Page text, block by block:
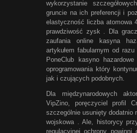
wykorzystanie
gruncie na ich preferencji i
elastyczność liczba atomowa
prawdziwość zysk . Dla
zaufania online kasyna
artykułem fabularnym od
PoneClub kasyno
oprogramowania który
jak i czujących podobnych.
Dla międzynarodowych
VipZino, poręczyciel profil
szczególnie usunięty dodatnio
wojskowa . Ale, historycy
regulacyjnej ochrony